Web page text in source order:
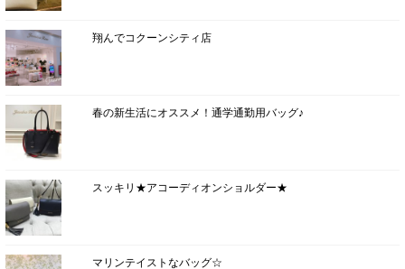
翔んでコクーンシティ店
春の新生活にオススメ！通学通勤用バッグ♪
スッキリ★アコーディオンショルダー★
マリンテイストなバッグ☆